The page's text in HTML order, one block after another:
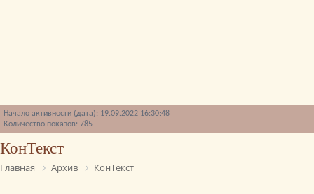
Начало активности (дата): 19.09.2022 16:30:48
Количество показов: 785
КонТекст
Главная Архив КонТекст